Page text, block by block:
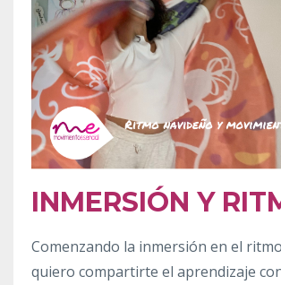
INMERSIÓN Y
Comenzando la inmersión en el
quiero compartirte el aprendizaje